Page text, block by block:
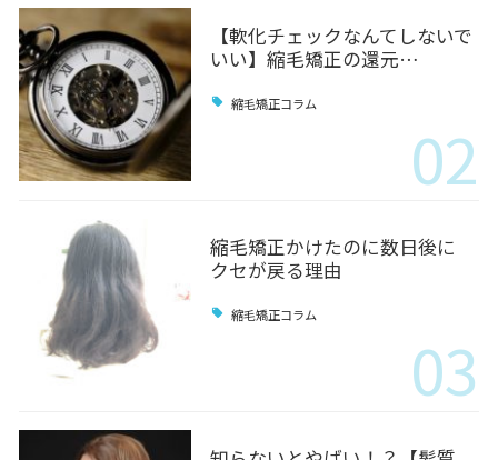
【軟化チェックなんてしないで
いい】縮毛矯正の還元…
縮毛矯正コラム
02
縮毛矯正かけたのに数日後に
クセが戻る理由
縮毛矯正コラム
03